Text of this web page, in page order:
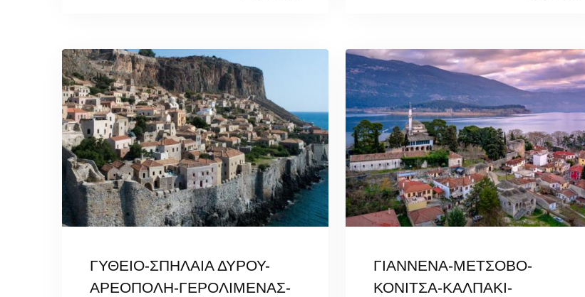
ΓΥΘΕΙΟ-ΣΠΗΛΑΙΑ ΔΥΡΟΥ-
ΑΡΕΟΠΟΛΗ-ΓΕΡΟΛΙΜΕΝΑΣ-
ΓΙΑΝΝΕΝΑ-ΜΕΤΣΟΒΟ-
ΚΟΝΙΤΣΑ-ΚΑΛΠΑΚΙ-